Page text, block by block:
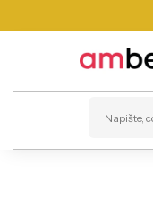
na